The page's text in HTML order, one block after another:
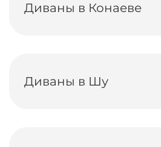
Диваны в Конаеве
Диваны в Шу